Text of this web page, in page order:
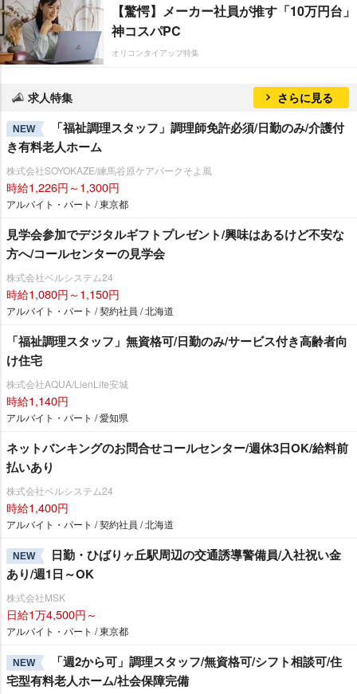
【驚愕】メーカー社員が推す「10万円台」
神コスパPC
オリコンタイアップ特集
求人特集 さらに見る
NEW
「福祉調理スタッフ」調理師免許必須/日勤のみ/介護付
き有料老人ホーム
株式会社SOYOKAZE/練馬谷原ケアパークそよ風
時給1,226円～1,300円
アルバイト・パート / 東京都
見学会参加でデジタルギフトプレゼント/興味はあるけど不安な
方へ/コールセンターの見学会
株式会社ベルシステム24
時給1,080円～1,150円
アルバイト・パート / 契約社員 / 北海道
「福祉調理スタッフ」無資格可/日勤のみ/サービス付き高齢者向
け住宅
株式会社AQUA/LienLife安城
時給1,140円
アルバイト・パート / 愛知県
ネットバンキングのお問合せコールセンター/週休3日OK/給料前
払いあり
株式会社ベルシステム24
時給1,400円
アルバイト・パート / 契約社員 / 北海道
NEW
日勤・ひばりヶ丘駅周辺の交通誘導警備員/入社祝い金
あり/週1日～OK
株式会社MSK
日給1万4,500円～
アルバイト・パート / 東京都
NEW
「週2から可」調理スタッフ/無資格可/シフト相談可/住
宅型有料老人ホーム/社会保障完備